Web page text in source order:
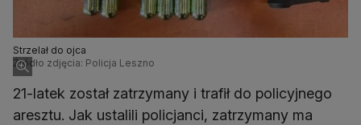
Strzelał do ojca
Źródło zdjęcia: Policja Leszno
21-latek został zatrzymany i trafił do policyjnego
aresztu. Jak ustalili policjanci, zatrzymany ma